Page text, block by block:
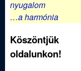
nyugalom
…a harmónia
Köszöntjük
oldalunkon!